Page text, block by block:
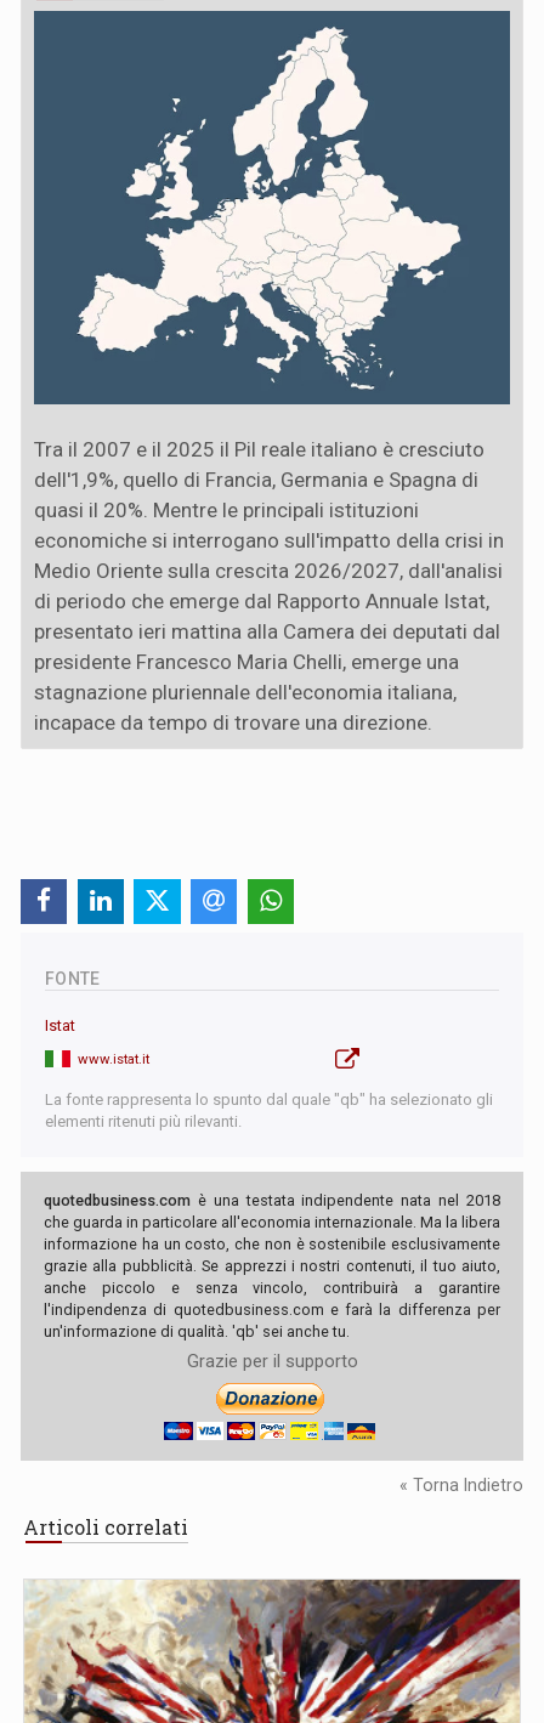
Tra il 2007 e il 2025 il Pil reale italiano è cresciuto
dell'1,9%, quello di Francia, Germania e Spagna di
quasi il 20%. Mentre le principali istituzioni
economiche si interrogano sull'impatto della crisi in
Medio Oriente sulla crescita 2026/2027, dall'analisi
di periodo che emerge dal Rapporto Annuale Istat,
presentato ieri mattina alla Camera dei deputati dal
presidente Francesco Maria Chelli, emerge una
stagnazione pluriennale dell'economia italiana,
incapace da tempo di trovare una direzione.
FONTE
Istat
www.istat.it
La fonte rappresenta lo spunto dal quale "qb" ha selezionato gli
elementi ritenuti più rilevanti.
quotedbusiness.com è una testata indipendente nata nel 2018
che guarda in particolare all'economia internazionale. Ma la libera
informazione ha un costo, che non è sostenibile esclusivamente
grazie alla pubblicità. Se apprezzi i nostri contenuti, il tuo aiuto,
anche piccolo e senza vincolo, contribuirà a garantire
l'indipendenza di quotedbusiness.com e farà la differenza per
un'informazione di qualità. 'qb' sei anche tu.
Grazie per il supporto
« Torna Indietro
Articoli correlati